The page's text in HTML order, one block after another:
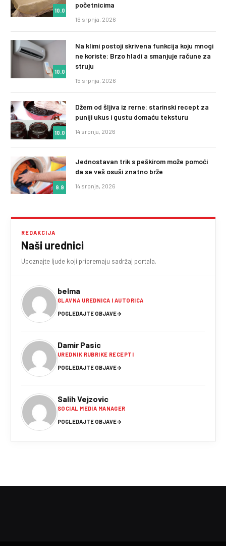
10.0
početnicima
16 srpnja, 2026
10.0
Na klimi postoji skrivena funkcija koju mnogi
ne koriste: Brzo hladi a smanjuje račune za
struju
15 srpnja, 2026
10.0
Džem od šljiva iz rerne: starinski recept za
puniji ukus i gustu domaću teksturu
14 srpnja, 2026
9.9
Jednostavan trik s peškirom može pomoći
da se veš osuši znatno brže
14 srpnja, 2026
REDAKCIJA
Naši urednici
Upoznajte ljude koji pripremaju sadržaj portala.
belma
GLAVNA UREDNICA I AUTORICA
POGLEDAJTE OBJAVE→
Damir Pasic
UREDNIK RUBRIKE RECEPTI
POGLEDAJTE OBJAVE→
Salih Vejzovic
SOCIAL MEDIA MANAGER
POGLEDAJTE OBJAVE→